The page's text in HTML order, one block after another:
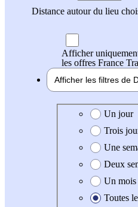
Distance autour du lieu
Afficher
les offres France
Afficher les filtres de
Date de création
Un jour
Trois
Une
Deux
Un mois
Toutes